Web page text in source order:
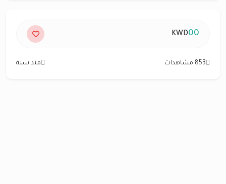
00
KWD
853 مشاهدات منذ سنة